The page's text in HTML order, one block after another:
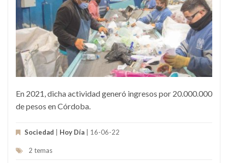
En 2021, dicha actividad generó ingresos por 20.000.000
de pesos en Córdoba.
Sociedad Hoy Día | 16-06-22
2 temas